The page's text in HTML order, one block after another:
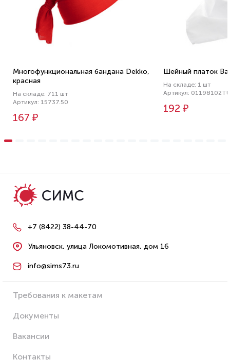
Многофункциональная бандана Dekko,
красная
На складе: 711 шт
Артикул: 15737.50
167 ₽
Шейный платок
На складе: 1 шт
Артикул:
192 ₽
+7 (8422) 38-44-70
Ульяновск, улица Локомотивная, дом 16
info@sims73.ru
Требования к макетам
Документы
Вакансии
Контакты